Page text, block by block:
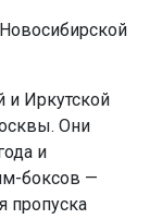
Иркутской
Они
и
боксов —
пропуска